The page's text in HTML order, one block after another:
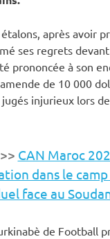
après avoir
ses regrets
prononcée à son
de 10 000
injurieux lors
CAN Maroc
dans le camp
face au
de Football